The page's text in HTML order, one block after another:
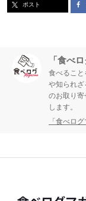
ポスト
「食べ
食べるこ
や知られ
のお取り
します。
「食べロ